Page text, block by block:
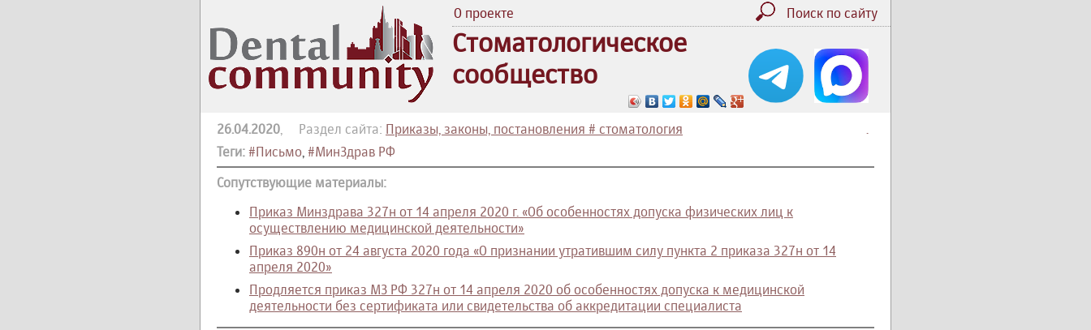
О проекте Поиск по сайту
Стоматологическое
сообщество
.
26.04.2020, Раздел сайта: Приказы, законы, постановления # стоматология
Теги: #Письмо, #МинЗдрав РФ
Сопутствующие материалы:
Приказ Минздрава 327н от 14 апреля 2020 г. «Об особенностях допуска физических лиц к
осуществлению медицинской деятельности»
Приказ 890н от 24 августа 2020 года «О признании утратившим силу пункта 2 приказа 327н от 14
апреля 2020»
Продляется приказ МЗ РФ 327н от 14 апреля 2020 об особенностях допуска к медицинской
деятельности без сертификата или свидетельства об аккредитации специалиста